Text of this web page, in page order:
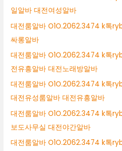
일알바 대전여성알바
대전룸알바 O1O.2062.3474 k톡
싸롱알바
대전룸알바 O1O.2062.3474 k톡
전유흥알바 대전노래방알바
대전룸알바 O1O.2062.3474 k톡
대전유성룸알바 대전유흥알바
대전룸알바 O1O.2062.3474 k톡
보도사무실 대전야간알바
대전룸알바 O1O.2062.3474 k톡